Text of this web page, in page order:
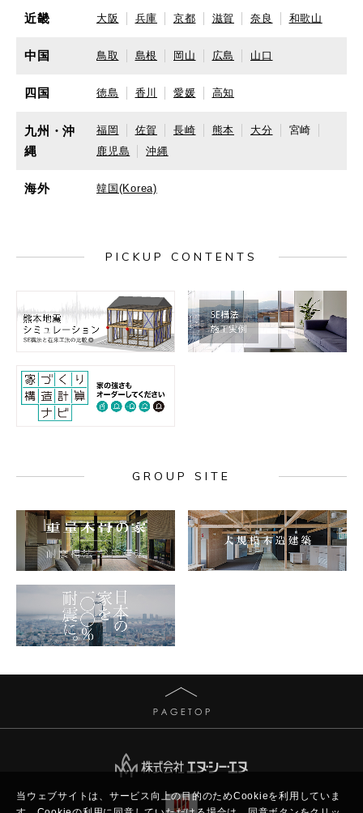
当ウェブサイトは、サービス向上の目的のためCookieを利用していま
近畿 大阪 兵庫 京都 滋賀 奈良 和歌山
中国 鳥取 島根 岡山 広島 山口
四国 徳島 香川 愛媛 高知
九州・沖
縄
福岡 佐賀 長崎 熊本 大分
宮崎
鹿児島
沖縄
海外 韓国(Korea)
PICKUP CONTENTS
GROUP SITE